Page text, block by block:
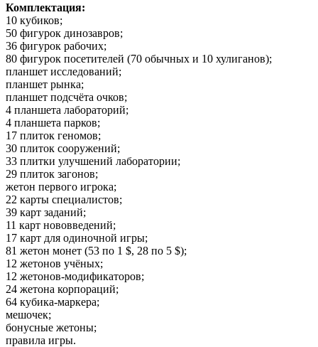
Комплектация:
10 кубиков;
50 фигурок динозавров;
36 фигурок рабочих;
80 фигурок посетителей (70 обычных и 10 хулиганов);
планшет исследований;
планшет рынка;
планшет подсчёта очков;
4 планшета лабораторий;
4 планшета парков;
17 плиток геномов;
30 плиток сооружений;
33 плитки улучшений лаборатории;
29 плиток загонов;
жетон первого игрока;
22 карты специалистов;
39 карт заданий;
11 карт нововведений;
17 карт для одиночной игры;
81 жетон монет (53 по 1 $, 28 по 5 $);
12 жетонов учёных;
12 жетонов-модификаторов;
24 жетона корпораций;
64 кубика-маркера;
мешочек;
бонусные жетоны;
правила игры.